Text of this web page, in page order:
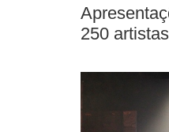
250